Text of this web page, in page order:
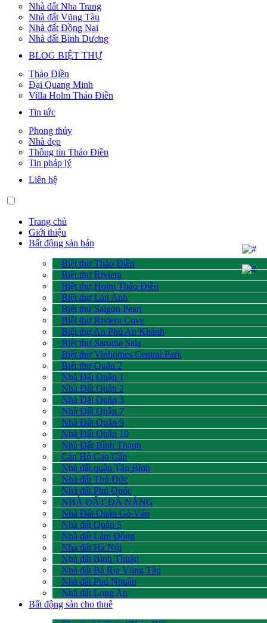
Nhà đất Nha Trang
Nhà đất Vũng Tàu
Nhà đất Đồng Nai
Nhà đất Bình Dương
BLOG BIỆT THỰ
Thảo Điền
Đại Quang Minh
Villa Holm Thảo Điền
Tin tức
Phong thủy
Nhà đẹp
Thông tin Thảo Điền
Tin pháp lý
Liên hệ
Trang chủ
Giới thiệu
Bất động sản bán
Biệt thự Thảo Điền
Biệt thự Riviera
Biệt thự Holm Thảo Điền
Biệt thự Lan Anh
Biệt thự Saigon Pearl
Biệt thự Riviera Cove
Biệt thự An Phú An Khánh
Biệt thự Saroma Sala
Biệt thự Vinhomes Central Park
Biệt thự Quận 2
Nhà Đất Quận 1
Nhà Đất Quận 2
Nhà Đất Quận 3
Nhà Đất Quận 7
Nhà Đất Quận 9
Nhà Đất Quận 10
Nhà Đất Bình Thạnh
Căn Hộ Cao Cấp
Nhà đất quận Tân Bình
Nhà đất Thủ Đức
Nhà đất Phú Quốc
NHÀ ĐẤT ĐÀ NẴNG
Nhà Đất Quận Gò Vấp
Nhà đất Quận 5
Nhà đất Lâm Đồng
Nhà đất Hà Nội
Nhà đất Bình Thuận
Nhà đất Bà Rịa Vũng Tàu
Nhà đất Phú Nhuận
Nhà đất Long An
Bất động sản cho thuê